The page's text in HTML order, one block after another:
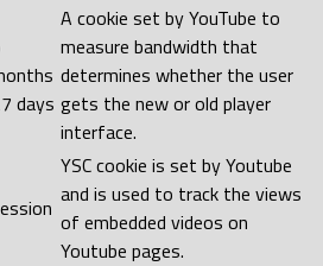
days
A cookie set by YouTube to
measure bandwidth that
determines whether the user
gets the new or old player
interface.
YSC cookie is set by Youtube
and is used to track the views
of embedded videos on
Youtube pages.